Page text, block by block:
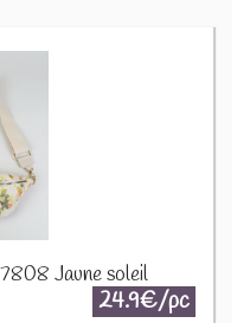
Jaune soleil
24.9€/pc